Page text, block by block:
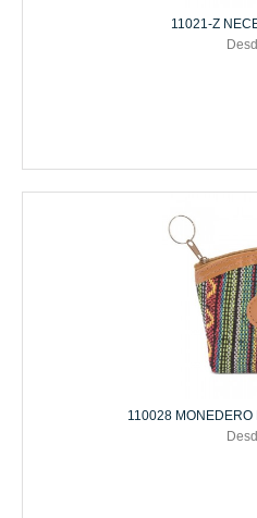
11021-Z
110028